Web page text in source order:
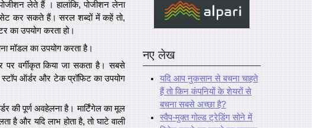
लेते हैं । हालांकि, पोजीशन लेना
सेट कर सकते हैं। सरल शब्दों में कहें तो,
का उपयोग करता हो।
मॉडल का उपयोग करता है।
पर वर्गीकृत किया जा सकता है। सबसे
स्टॉप ऑर्डर और टेक प्रॉफिट का उपयोग
की पूर्ण अवहेलना है। मार्टिंगेल का मूल
है और यदि लाभ होता है, तो घाटे वाली
नए लेख
यदि आप नुकसान से बचना चाहते
हैं तो किन कंपनियों के शेयरों से
बचना सबसे अच्छा है?
स्वैप-मुक्त गोल्ड ट्रेडिंग सोने में